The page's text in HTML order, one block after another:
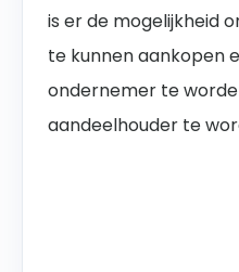
is er de mogelijkheid
te kunnen aankopen
ondernemer te
aandeelhouder te